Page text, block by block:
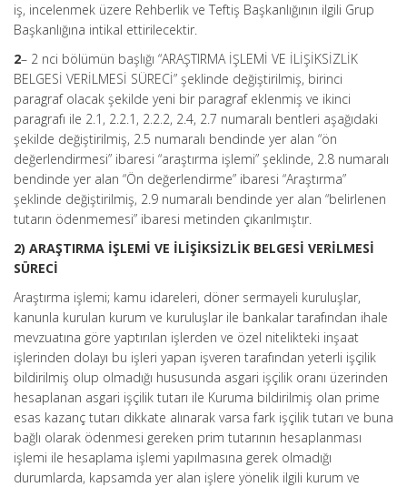
iş, incelenmek üzere Rehberlik ve Teftiş Başkanlığının ilgili Grup
Başkanlığına intikal ettirilecektir.
2– 2 nci bölümün başlığı “ARAŞTIRMA İŞLEMİ VE İLİŞİKSİZLİK
BELGESİ VERİLMESİ SÜRECİ” şeklinde değiştirilmiş, birinci
paragraf olacak şekilde yeni bir paragraf eklenmiş ve ikinci
paragrafı ile 2.1, 2.2.1, 2.2.2, 2.4, 2.7 numaralı bentleri aşağıdaki
şekilde değiştirilmiş, 2.5 numaralı bendinde yer alan “ön
değerlendirmesi” ibaresi “araştırma işlemi” şeklinde, 2.8 numaralı
bendinde yer alan “Ön değerlendirme” ibaresi “Araştırma”
şeklinde değiştirilmiş, 2.9 numaralı bendinde yer alan “belirlenen
tutarın ödenmemesi” ibaresi metinden çıkarılmıştır.
2) ARAŞTIRMA İŞLEMİ VE İLİŞİKSİZLİK BELGESİ VERİLMESİ
SÜRECİ
Araştırma işlemi; kamu idareleri, döner sermayeli kuruluşlar,
kanunla kurulan kurum ve kuruluşlar ile bankalar tarafından ihale
mevzuatına göre yaptırılan işlerden ve özel nitelikteki inşaat
işlerinden dolayı bu işleri yapan işveren tarafından yeterli işçilik
bildirilmiş olup olmadığı hususunda asgari işçilik oranı üzerinden
hesaplanan asgari işçilik tutarı ile Kuruma bildirilmiş olan prime
esas kazanç tutarı dikkate alınarak varsa fark işçilik tutarı ve buna
bağlı olarak ödenmesi gereken prim tutarının hesaplanması
işlemi ile hesaplama işlemi yapılmasına gerek olmadığı
durumlarda, kapsamda yer alan işlere yönelik ilgili kurum ve